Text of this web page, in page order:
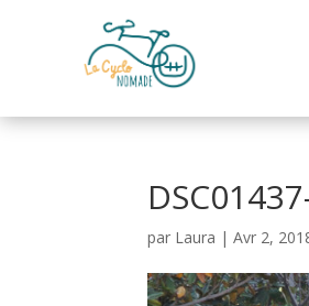
par Laura |Avr 2,